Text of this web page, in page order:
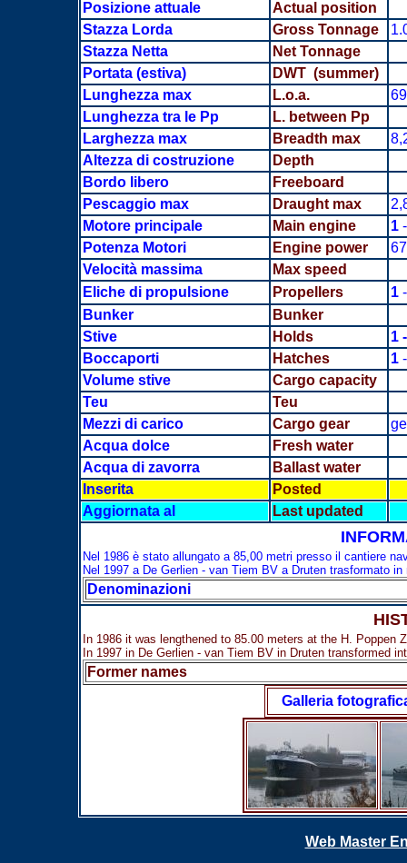
Posizione attuale
Actual position
Stazza Lorda
Gross Tonnage
Stazza Netta
Net Tonnage
Portata(estiva)
DWT (summer)
Lunghezza max
L.o.a.
Lunghezza tra le Pp
L. between Pp
Larghezza max
Breadth max
Altezza di costruzione
Depth
Bordo libero
Freeboard
Pescaggio max
Draught max
Motore principale
Main engine 1-
Potenza Motori
Engine power
Velocità massima
Max speed
Eliche di propulsione
Propellers 1 -
Bunker
Bunker
Stive
Holds
1 -
Boccaporti
Hatches 1-
Volume stive
Cargo capacity
Teu
Teu
Mezzi di carico
Cargo gear
Acqua dolce
Fresh water
Acqua di zavorra
Ballast water
Inserita
Posted
Aggiornata al
Last updated
Nel 1986 è stato allungato a 85,00 metri presso il cantiere
Nel 1997 a De Gerlien - van Tiem BV a Druten trasformato
Denominazioni
In 1986 it was lengthened to 85.00 meters at the H. Poppen
In 1997 in De Gerlien - van Tiem BV in Druten transformed
Former names
Galleria
Web Master